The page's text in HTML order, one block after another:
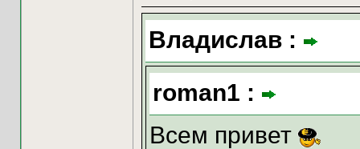
Владислав :
roman1 :
Всем привет